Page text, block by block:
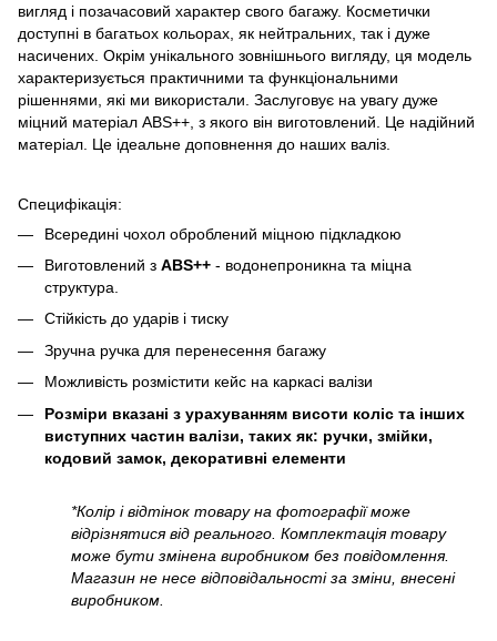
вигляд і позачасовий характер свого багажу. Косметички
доступні в багатьох кольорах, як нейтральних, так і дуже
насичених. Окрім унікального зовнішнього вигляду, ця модель
характеризується практичними та функціональними
рішеннями, які ми використали. Заслуговує на увагу дуже
міцний матеріал ABS++, з якого він виготовлений. Це надійний
матеріал. Це ідеальне доповнення до наших валіз.
Специфікація:
Всередині чохол оброблений міцною підкладкою
Виготовлений з ABS++ - водонепроникна та міцна
структура.
Стійкість до ударів і тиску
Зручна ручка для перенесення багажу
Можливість розмістити кейс на каркасі валізи
Розміри вказані з урахуванням висоти коліс та інших
виступних частин валізи, таких як: ручки, змійки,
кодовий замок, декоративні елементи
*Колір і відтінок товару на фотографії може
відрізнятися від реального. Комплектація товару
може бути змінена виробником без повідомлення.
Магазин не несе відповідальності за зміни, внесені
виробником.